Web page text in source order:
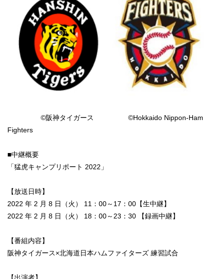
©阪神タイガース ©Hokkaido Nippon-Ham
Fighters
■中継概要
「猛虎キャンプリポート 2022」
【放送日時】
2022 年 2 月 8 日（火） 11：00～17：00【生中継】
2022 年 2 月 8 日（火） 18：00～23：30 【録画中継】
【番組内容】
阪神タイガース×北海道日本ハムファイターズ 練習試合